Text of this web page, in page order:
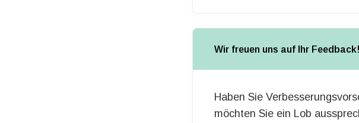
Wir freuen uns auf Ihr Feedback!
Haben Sie
möchten Sie ein Lob